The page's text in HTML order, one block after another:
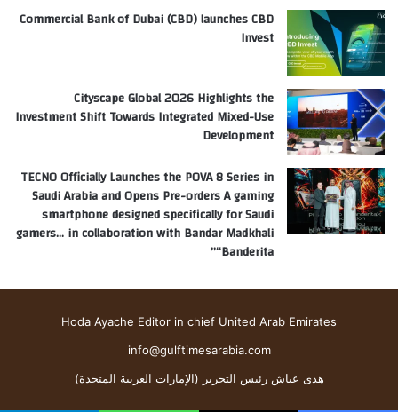
Commercial Bank of Dubai (CBD) launches CBD
Invest
Cityscape Global 2026 Highlights the
Investment Shift Towards Integrated Mixed-Use
Development
TECNO Officially Launches the POVA 8 Series in
Saudi Arabia and Opens Pre-orders A gaming
smartphone designed specifically for Saudi
gamers… in collaboration with Bandar Madkhali
“Banderita”
Hoda Ayache Editor in chief United Arab Emirates
info@gulftimesarabia.com
هدى عياش رئيس التحرير (الإمارات العربية المتحدة)